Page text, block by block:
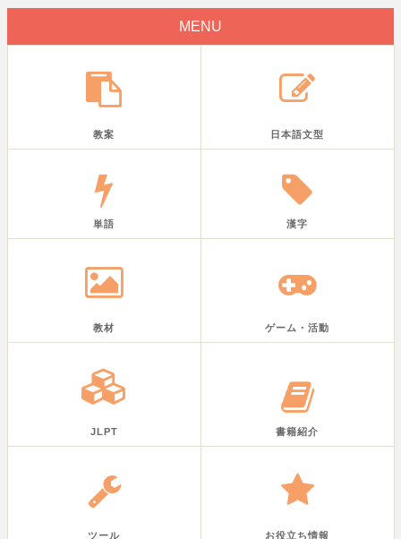
MENU
教案 日本語文型
単語 漢字
教材 ゲーム・活動
JLPT 書籍紹介
ツール お役立ち情報